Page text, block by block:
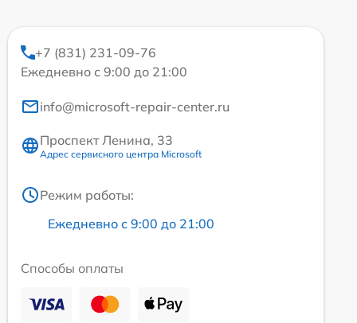
+7 (831) 231-09-76
Ежедневно с 9:00 до 21:00
info@microsoft-repair-center.ru
Проспект Ленина, 33
Адрес сервисного центра Microsoft
Режим работы:
Ежедневно с 9:00 до 21:00
Способы оплаты